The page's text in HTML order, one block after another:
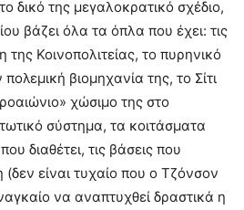
δικό της μεγαλοκρατικό σχέδιο,
βάζει όλα τα όπλα που έχει: τις
της Κοινοπολιτείας, το πυρηνικό
βιομηχανία της, το Σίτι
χώσιμο της στο
σύστημα, τα κοιτάσματα
διαθέτει, τις βάσεις που
(δεν είναι τυχαίο που ο Τζόνσον
να αναπτυχθεί δραστικά η